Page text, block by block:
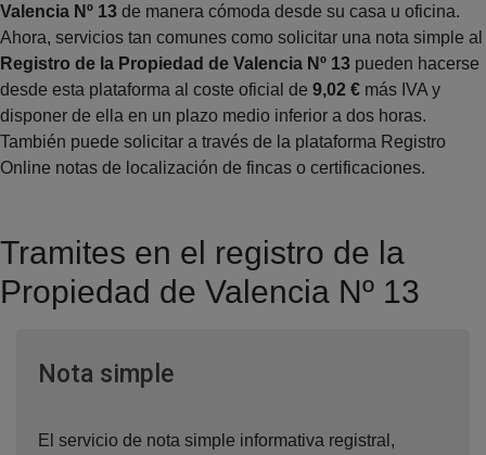
Valencia Nº 13 de manera cómoda desde su casa u oficina.
Ahora, servicios tan comunes como solicitar una nota simple al
Registro de la Propiedad de Valencia Nº 13 pueden hacerse
desde esta plataforma al coste oficial de 9,02 € más IVA y
disponer de ella en un plazo medio inferior a dos horas.
También puede solicitar a través de la plataforma Registro
Online notas de localización de fincas o certificaciones.
Tramites en el registro de la
Propiedad de Valencia Nº 13
Nota simpleVentana nueva
El servicio de nota simple informativa registral,